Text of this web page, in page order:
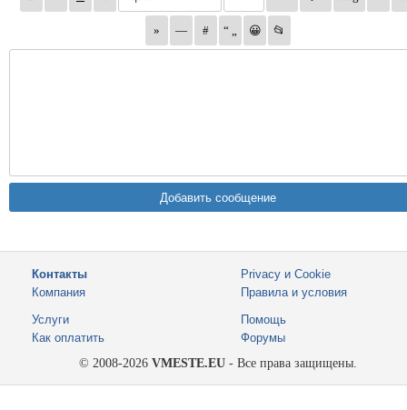
Контакты
Компания
Privacy и Cookie
Правила и условия
Услуги
Как оплатить
Помощь
Форумы
© 2008-2026 VMESTE.EU - Все права защищены.